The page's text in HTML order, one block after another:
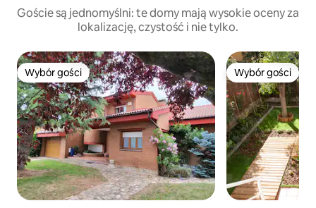
Goście są jednomyślni: te domy mają wysokie oceny za
lokalizację, czystość i nie tylko.
Wybór gości
Wybór gości Wybór gości
Wybór gości